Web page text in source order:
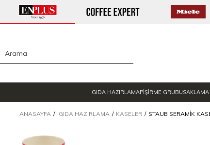
GIDA HAZIRLAMAPİŞİRME GRUBU
ANASAYFA GIDA HAZIRLAMA KASELER STAUB SERAMIK